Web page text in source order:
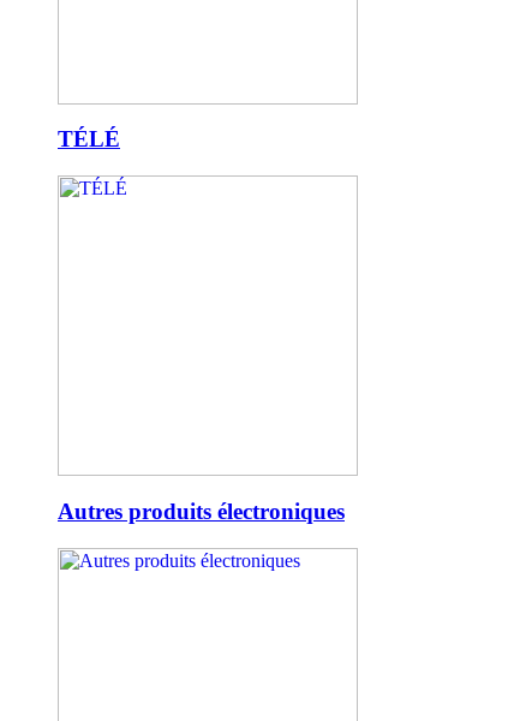
TÉLÉ
Autres produits électroniques